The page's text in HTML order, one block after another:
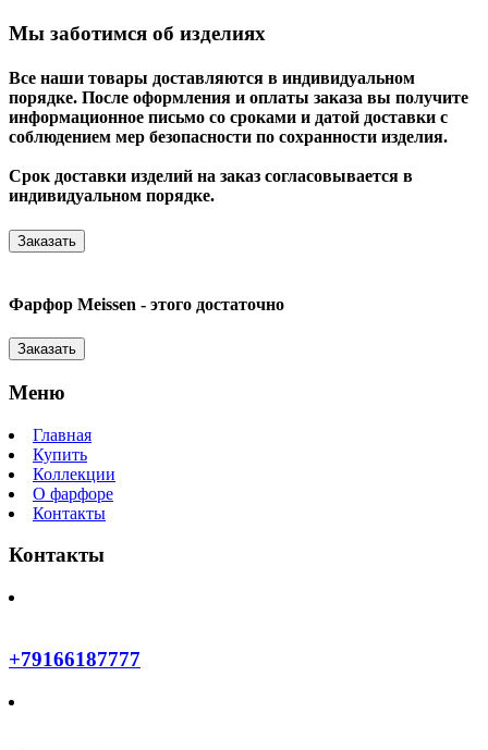
Мы заботимся об изделиях
Все наши товары доставляются в индивидуальном
порядке. После оформления и оплаты заказа вы получите
информационное письмо со сроками и датой доставки с
соблюдением мер безопасности по сохранности изделия.
Срок доставки изделий на заказ согласовывается в
индивидуальном порядке.
Заказать
Фарфор Meissen - этого достаточно
Заказать
Меню
Главная
Купить
Коллекции
О фарфоре
Контакты
Контакты
+79166187777